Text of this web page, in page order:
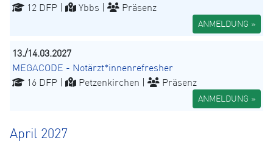
12 DFP |
Ybbs | Präsenz
ANMELDUNG »
13./14.03.2027
MEGACODE - Notärzt*innenrefresher
16 DFP |
Petzenkirchen | Präsenz
ANMELDUNG »
April 2027